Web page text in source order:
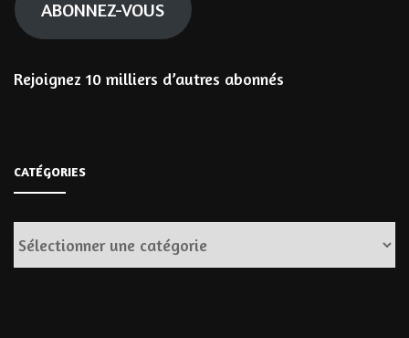
ABONNEZ-VOUS
Rejoignez 10 milliers d’autres abonnés
CATÉGORIES
Catégories